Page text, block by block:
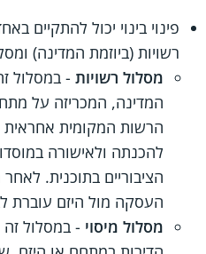
פינוי בינוי יכול להתקיים
רשויות (ביוזמת המדינה)
מסלול רשויות - במסלול
המדינה, המכריזה על מתחם
הרשות המקומית אחראית
להכנתה ולאישורה
הציבוריים בתוכנית.
העסקה מול היזם עוברת
מסלול מיסוי - במסלול זה